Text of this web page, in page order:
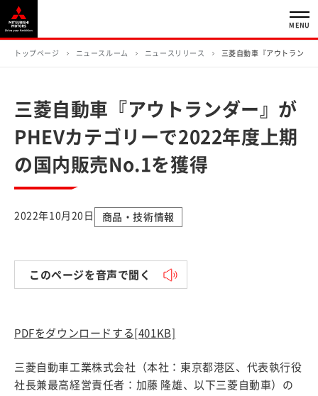
MENU
トップページ ニュースルーム ニュースリリース 三菱自動車『アウトランダ
三菱自動車『アウトランダー』が
PHEVカテゴリーで2022年度上期
の国内販売No.1を獲得
2022年10月20日 商品・技術情報
このページを音声で聞く
PDFをダウンロードする [401KB]
三菱自動車工業株式会社（本社：東京都港区、代表執行役
社長兼最高経営責任者：加藤 隆雄、以下三菱自動車）の